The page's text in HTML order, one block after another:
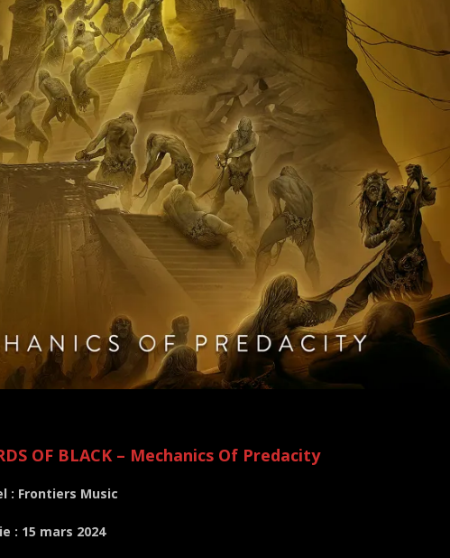
OF BLACK – Mechanics Of Predacity
: Frontiers Music
: 15 mars 2024